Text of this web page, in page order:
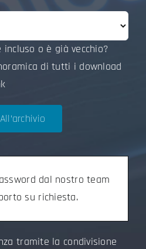
o è già vecchio?
di tutti i download
All’archivio
dal nostro team
su richiesta.
tramite la condivisione